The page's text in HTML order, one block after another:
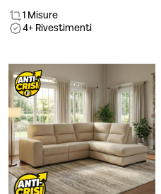
1 Misure
4+ Rivestimenti